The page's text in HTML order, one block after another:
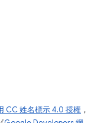
CC 姓名標示 4.0 授權 ，